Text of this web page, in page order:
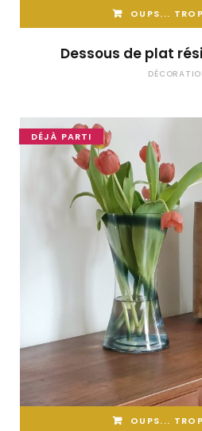
OUPS...
Dessous de plat
DÉJÀ PARTI
OUPS...